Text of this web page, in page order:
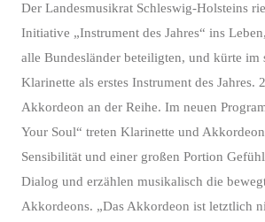
Der Landesmusikrat Schleswig-Holsteins
Initiative „Instrument des Jahres“ ins
alle Bundesländer beteiligten, und kürte im
Klarinette als erstes Instrument des Jahres.
Akkordeon an der Reihe. Im neuen
Your Soul“ treten Klarinette und
Sensibilität und einer großen Portion
Dialog und erzählen musikalisch die
Akkordeons. „Das Akkordeon ist letztlich